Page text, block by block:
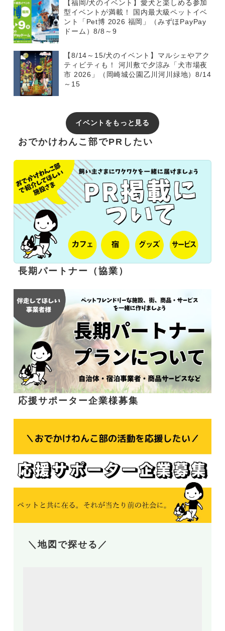
【福岡/犬のイベント】愛犬と楽しめる参加
型イベントが満載！ 国内最大級ペットイベ
ント「Pet博 2026 福岡」（みずほPayPay
ドーム）8/8～9
【8/14～15/犬のイベント】マルシェやアク
ティビティも！ 河川敷で夕涼み「犬市場夜
市 2026」（岡崎城公園乙川河川緑地）8/14
～15
イベントをもっと見る
おでかけわんこ部でPRしたい
長期パートナー（協業）
応援サポーター企業様募集
＼地図で探せる／